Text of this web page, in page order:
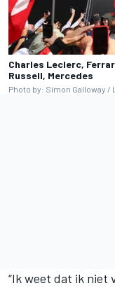
Charles Leclerc,
Russell, Mercedes
Photo by: Simon Galloway /
“Ik weet dat ik niet